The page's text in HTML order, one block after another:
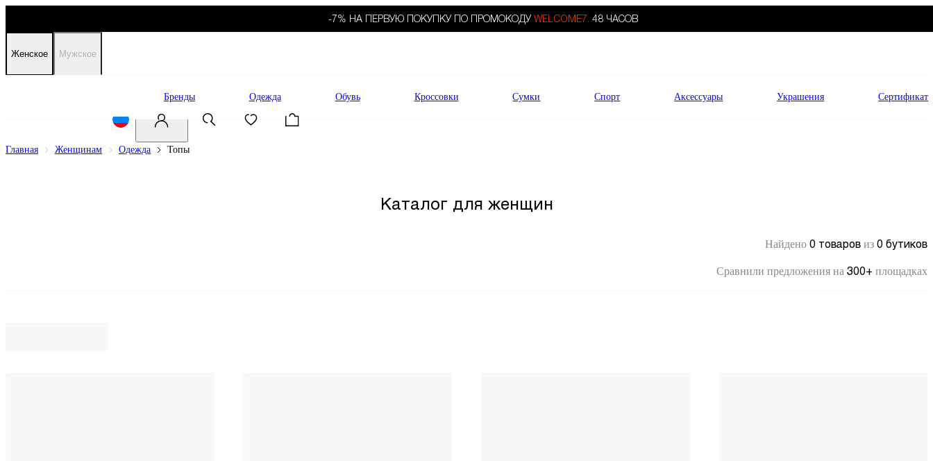
-7% НА ПЕРВУЮ ПОКУПКУ ПО ПРОМОКОДУ WELCOME7. 48 ЧАСОВ
Женское Мужское
Бренды Одежда Обувь Кроссовки Сумки Спорт Аксессуары Украшения Сертификат
Главная Женщинам Одежда Топы
Каталог для женщин
Найдено 0 товаров из 0 бутиков
Сравнили предложения на 300+ площадках